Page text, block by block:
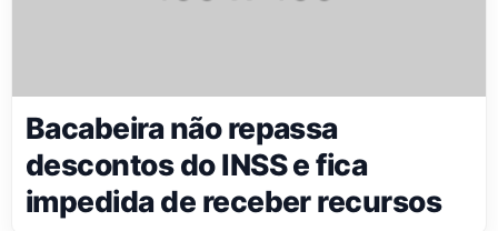
Bacabeira não repassa
descontos do INSS e fica
impedida de receber recursos